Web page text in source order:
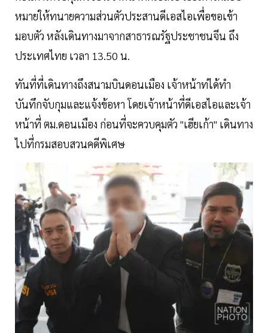
หมายให้ทนายความส่วนตัวประสานดีเอสไอเพื่อขอเข้า
มอบตัว หลังเดินทางมาจากสาธารณรัฐประชาชนจีน ถึง
ประเทศไทย เวลา 13.50 น.
ทันที่ที่เดินทางถึงสนามบินดอนเมือง เจ้าหน้าท่ได้ทำ
บันทึกจับกุมและแจ้งข้อหา โดยเจ้าหน้าที่ดีเอสไอและเจ้า
หน้าที่ ตม.ดอนเมือง ก่อนที่จะควบคุมตัว "เฮียเก้า" เดินทาง
ไปที่กรมสอบสวนคดีพิเศษ